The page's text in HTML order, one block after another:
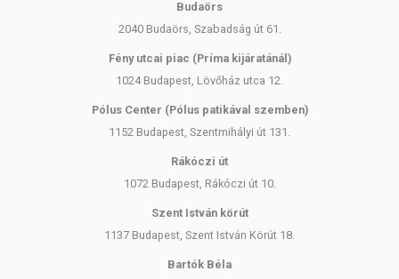
Budaörs
2040 Budaörs, Szabadság út 61.
Fény utcai piac (Príma kijáratánál)
1024 Budapest, Lövőház utca 12.
Pólus Center (Pólus patikával szemben)
1152 Budapest, Szentmihályi út 131.
Rákóczi út
1072 Budapest, Rákóczi út 10.
Szent István körút
1137 Budapest, Szent István Körút 18.
Bartók Béla